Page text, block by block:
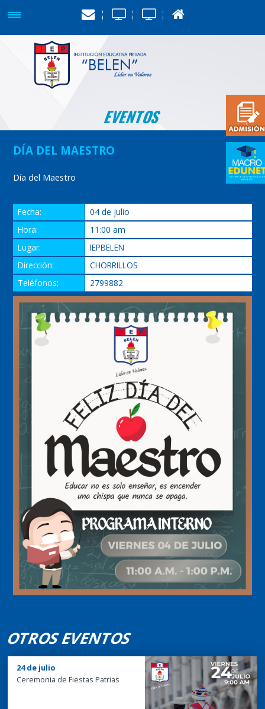
EVENTOS
DÍA DEL MAESTRO
Día del Maestro
Fecha:
04 de julio
Hora:
11:00 am
Lugar:
IEPBELEN
Dirección:
CHORRILLOS
Teléfonos:
2799882
OTROS EVENTOS
24 de julio
Ceremonia de Fiestas Patrias